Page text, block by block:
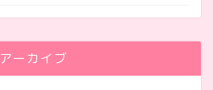
アーカイブ